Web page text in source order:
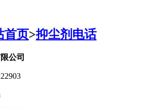
首页>抑尘剂电话
公司